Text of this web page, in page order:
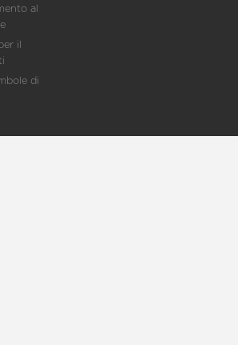
al
il
di